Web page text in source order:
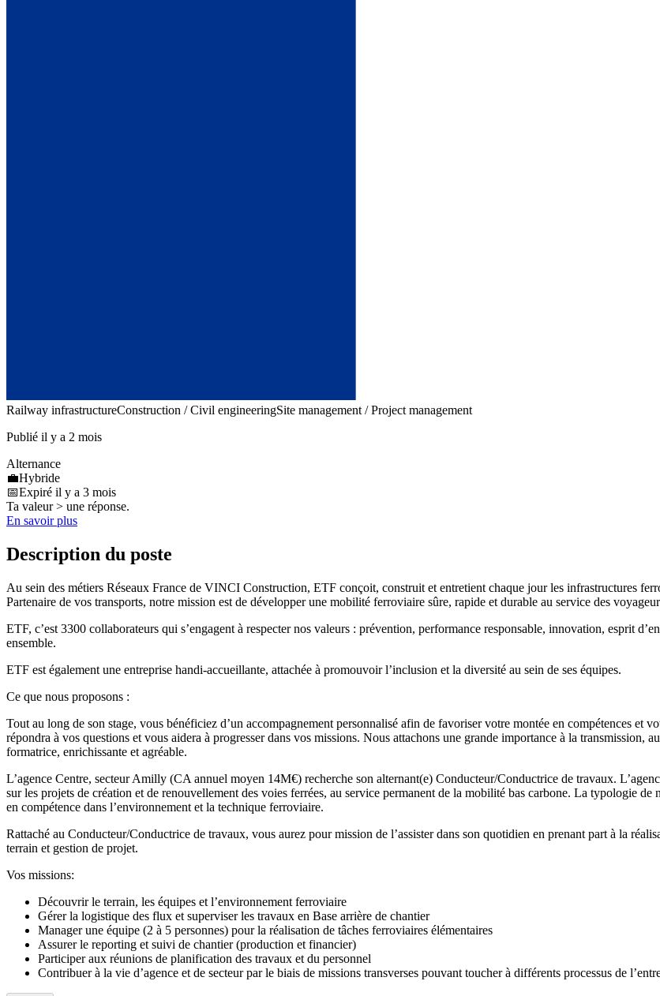
Railway infrastructureConstruction / Civil engineeringSite management / Project management
Publié il y a 2 mois
Alternance
💼Hybride
📅Expiré il y a 3 mois
Ta valeur > une réponse.
En savoir plus
Description du poste
Au sein des métiers Réseaux France de VINCI Construction, ETF conçoit, construit et entretient chaque jour les infrastructures
Partenaire de vos transports, notre mission est de développer une mobilité ferroviaire sûre, rapide et durable au service des
ETF, c’est 3300 collaborateurs qui s’engagent à respecter nos valeurs : prévention, performance responsable, innovation, esprit
ensemble.
ETF est également une entreprise handi-accueillante, attachée à promouvoir l’inclusion et la diversité au sein de ses équipes.
Ce que nous proposons :
Tout au long de son stage, vous bénéficiez d’un accompagnement personnalisé afin de favoriser votre montée en compétences et
répondra à vos questions et vous aidera à progresser dans vos missions. Nous attachons une grande importance à la transmission,
formatrice, enrichissante et agréable.
L’agence Centre, secteur Amilly (CA annuel moyen 14M€) recherche son alternant(e) Conducteur/Conductrice de travaux.
sur les projets de création et de renouvellement des voies ferrées, au service permanent de la mobilité bas carbone. La typologie
en compétence dans l’environnement et la technique ferroviaire.
Rattaché au Conducteur/Conductrice de travaux, vous aurez pour mission de l’assister dans son quotidien en prenant part à la
terrain et gestion de projet.
Vos missions:
Découvrir le terrain, les équipes et l’environnement ferroviaire
Gérer la logistique des flux et superviser les travaux en Base arrière de chantier
Manager une équipe (2 à 5 personnes) pour la réalisation de tâches ferroviaires élémentaires
Assurer le reporting et suivi de chantier (production et financier)
Participer aux réunions de planification des travaux et du personnel
Contribuer à la vie d’agence et de secteur par le biais de missions transverses pouvant toucher à différents processus de